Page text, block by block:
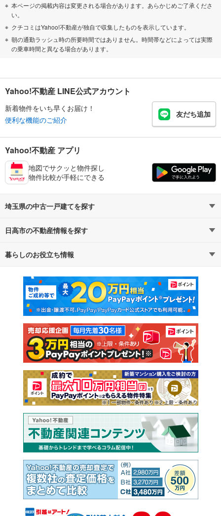
本ページの掲載内容は変更される場合があります。あらかじめご了承くださ
い。
クチコミはYahoo!不動産が独自で収集したものを表示しています。
朝の通勤ラッシュ時の所要時間ではありません。時間帯などによっては実際
の乗車時間と異なる場合があります。
Yahoo!不動産 LINE公式アカウント
新着物件をいち早くお届け！
便利な機能のご紹介
友だち追加
Yahoo!不動産 アプリ
地図でサクッと物件探し
物件比較が手軽にできる
埼玉県の中古一戸建てを探す
路線・駅から探す
通勤・通学時間から探す
日高市の不動産情報を探す
不動産・住宅
新築マンション 中古マンション
新築一戸建て 中古一戸建て
注文住宅 土地
売却査定
暮らしのお役立ち情報
マンションカタログ 教えて！住まいの先生